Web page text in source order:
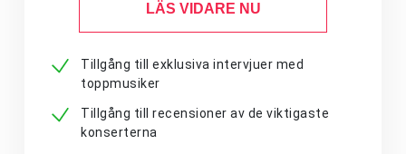
LÄS VIDARE NU
Tillgång till exklusiva intervjuer med
toppmusiker
Tillgång till recensioner av de viktigaste
konserterna